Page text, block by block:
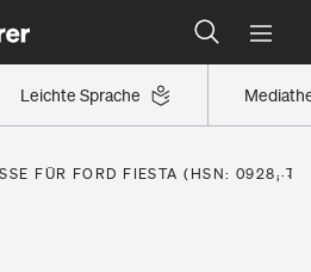
Leichte Sprache
finden
Region eingestuft
finden
FÜR FORD FIESTA (HSN: 0928,